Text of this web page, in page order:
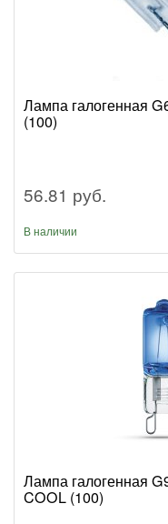
Лампа галогенная
(100)
56.81 руб.
В наличии
Лампа галогенная
COOL (100)